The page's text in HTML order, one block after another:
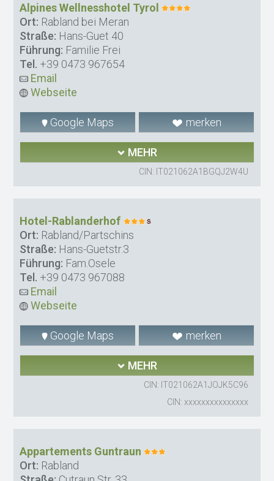
Alpines Wellnesshotel Tyrol
Ort: Rabland bei Meran
Straße: Hans-Guet 40
Führung: Familie Frei
Tel. +39 0473 967654
Email
Webseite
Google Maps merken
MEHR
CIN: IT021062A1BGQJ2W4U
Hotel-Rablanderhof
Ort: Rabland/Partschins
Straße: Hans-Guetstr.3
Führung: Fam.Osele
Tel. +39 0473 967088
Email
Webseite
Google Maps merken
MEHR
CIN: IT021062A1JOJK5C96
CIN: xxxxxxxxxxxxxxx
Appartements Guntraun
Ort: Rabland